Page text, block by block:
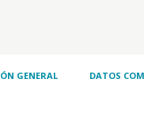
y sus
venta y
y urbanas, y su
GENERAL DATOS